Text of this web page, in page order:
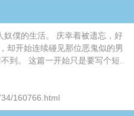
僕的生活。 庆幸着被遗忘，好
却开始连续碰见那位恶鬼似的男
到。 这篇一开始只是要写个短..
160766.html